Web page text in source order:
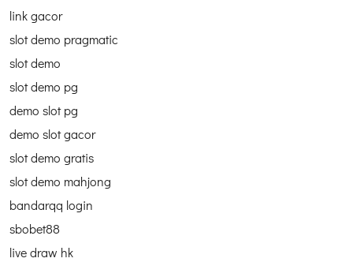
link gacor
slot demo pragmatic
slot demo
slot demo pg
demo slot pg
demo slot gacor
slot demo gratis
slot demo mahjong
bandarqq login
sbobet88
live draw hk